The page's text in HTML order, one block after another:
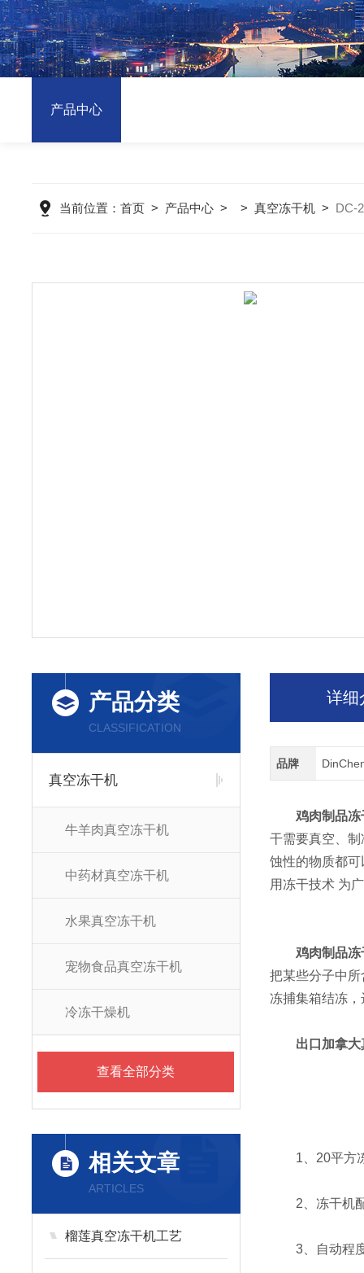
产品中心
当前位置： 首页 > 产品中心 > > 真空冻干机 > DC-
产品分类
CLASSIFICATION
真空冻干机
牛羊肉真空冻干机
中药材真空冻干机
水果真空冻干机
宠物食品真空冻干机
冷冻干燥机
查看全部分类
相关文章
ARTICLES
榴莲真空冻干机工艺
详细
品牌
鸡肉制品
干需要真空、
蚀性的物质都
用冻干技术 为
鸡肉制品
把某些分子中
冻捕集箱结冻
出口加拿
1、20平方冻
2、冻干机配
3、自动程度